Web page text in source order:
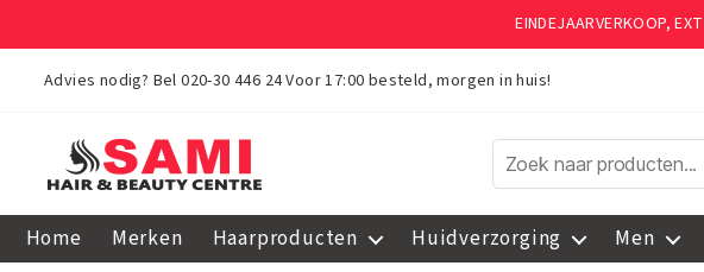
EINDEJAARVERKOOP,
Advies nodig? Bel020-30 446 24Voor 17:00 besteld, morgen in huis!
Hair
Home Merken Haarproducten Huidverzorging Men